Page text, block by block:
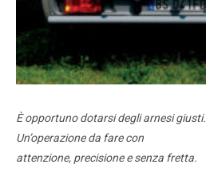
È opportuno dotarsi degli arnesi giusti.
Un’operazione da fare con
attenzione, precisione e senza fretta.